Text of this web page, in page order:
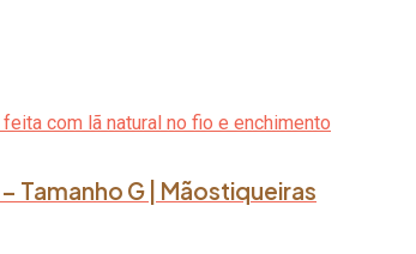
Tamanho G | Mãostiqueiras